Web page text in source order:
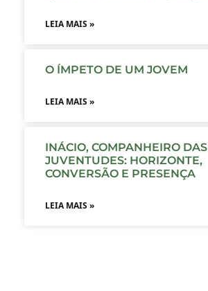
LEIA MAIS »
O ÍMPETO DE UM JOVEM
LEIA MAIS »
INÁCIO, COMPANHEIRO DAS
JUVENTUDES: HORIZONTE,
CONVERSÃO E PRESENÇA
LEIA MAIS »